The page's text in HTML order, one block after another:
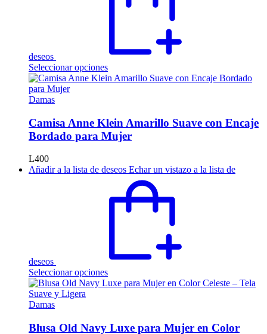
deseos
Seleccionar opcionesEste
producto
Las
opciones
se
en
página
Damas
Camisa Anne Klein Amarillo Suave con Encaje
Bordado para Mujer
L400
Añadir a la lista de deseos Echar un vistazo a la lista de
deseos
Seleccionar opcionesEste
producto
Las
Damas
Blusa Old Navy Luxe para Mujer en Color